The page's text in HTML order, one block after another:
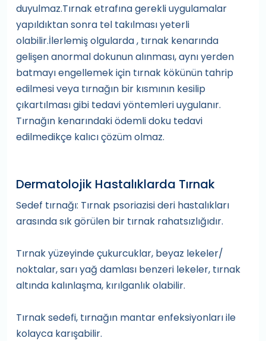
duyulmaz.Tırnak etrafına gerekli uygulamalar
yapıldıktan sonra tel takılması yeterli
olabilir.İlerlemiş olgularda , tırnak kenarında
gelişen anormal dokunun alınması, aynı yerden
batmayı engellemek için tırnak kökünün tahrip
edilmesi veya tırnağın bir kısmının kesilip
çıkartılması gibi tedavi yöntemleri uygulanır.
Tırnağın kenarındaki ödemli doku tedavi
edilmedikçe kalıcı çözüm olmaz.
Dermatolojik Hastalıklarda Tırnak
Sedef tırnağı: Tırnak psoriazisi deri hastalıkları
arasında sık görülen bir tırnak rahatsızlığıdır.
Tırnak yüzeyinde çukurcuklar, beyaz lekeler/
noktalar, sarı yağ damlası benzeri lekeler, tırnak
altında kalınlaşma, kırılganlık olabilir.
Tırnak sedefi, tırnağın mantar enfeksiyonları ile
kolayca karışabilir.